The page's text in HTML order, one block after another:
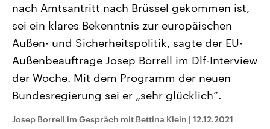
2026
Alle Informationen
Sachsen-Anhalt wählt am 6.
September 2026 einen neuen
Landtag. Seit 2021 wird das
Bundesland von einer Koalition aus
CDU, SPD und FDP regiert.-
Umfragen, Prognosen,
und Hintergründe zu den Parteien
Wahl.
Aktuelle Beiträge,
Hintergründe
Wirtschaftlich und
gehören die Vereinigten
den mächtigsten Ländern
mit großem Einfluss auf
Sendungen Programm Podcasts
Audio-Archiv
nach Amtsantritt nach Brüssel gekommen ist,
sei ein klares Bekenntnis zur europäischen
Außen- und Sicherheitspolitik, sagte der EU-
Außenbeauftrage Josep Borrell im Dlf-Interview
der Woche. Mit dem Programm der neuen
Bundesregierung sei er „sehr glücklich“.
Josep Borrell im Gespräch mit Bettina Klein | 12.12.2021